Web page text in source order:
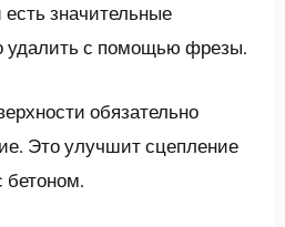
есть значительные
удалить с помощью фрезы.
обязательно
Это улучшит сцепление
бетоном.